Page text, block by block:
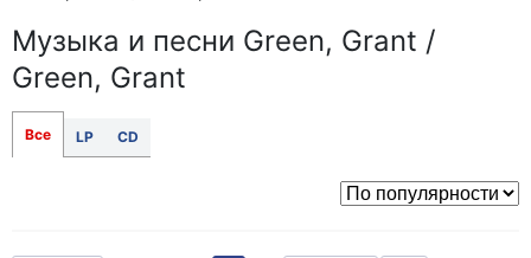
Музыка и песни Green, Grant /
Green, Grant
Все LP CD